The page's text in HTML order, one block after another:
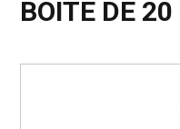
BOITE DE